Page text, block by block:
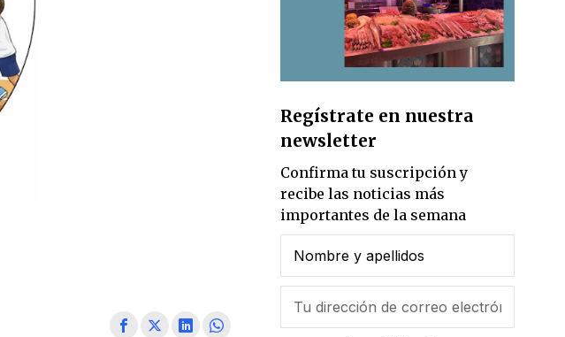
Regístrate en nuestra
newsletter
Confirma tu suscripción y
recibe las noticias más
importantes de la semana